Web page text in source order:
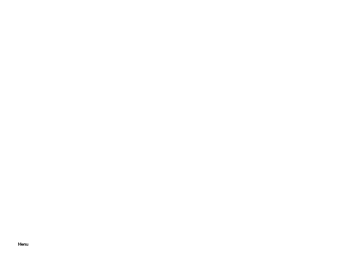
Menu